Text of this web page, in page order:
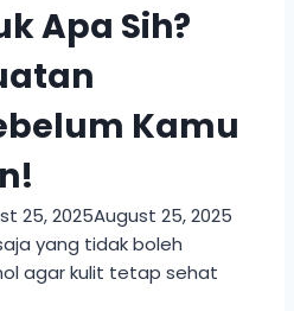
Apa Sih?
Kamu
25, 2025August 25, 2025